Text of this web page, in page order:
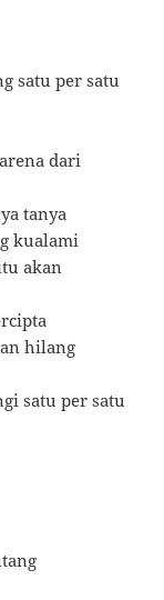
satu per satu
dari
tanya
kualami
akan
hilang
satu per satu